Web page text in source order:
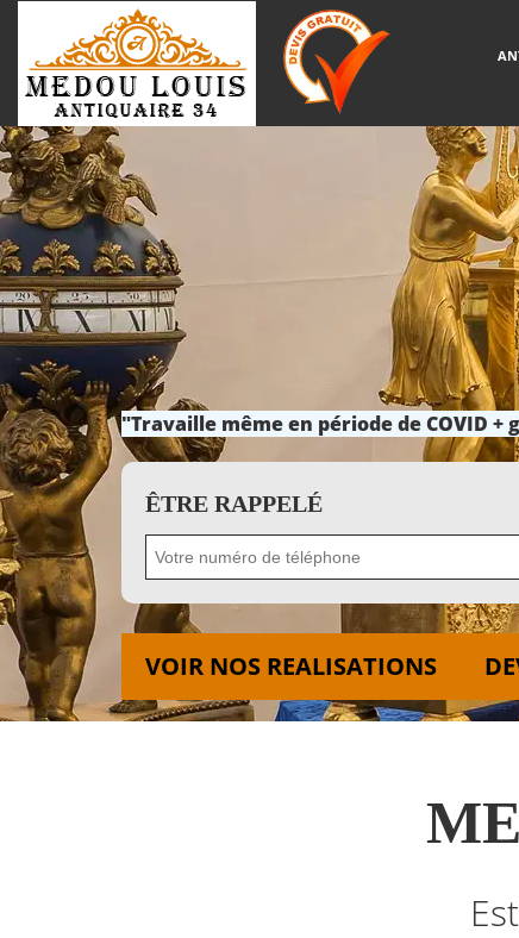
"Travaille même en période de COVID
ÊTRE RAPPELÉ
VOIR NOS REALISATIONS